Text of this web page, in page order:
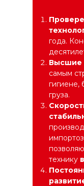
года.
Высшие
самым
гигиене,
груза.
технику